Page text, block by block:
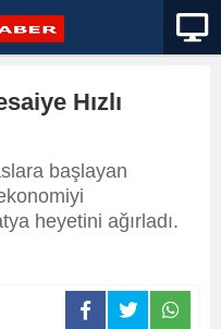
Hızlı
başlayan
heyetini ağırladı.